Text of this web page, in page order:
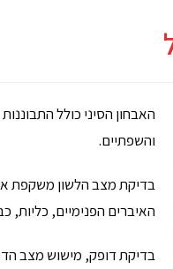
האבחון הסיני כולל
והשפתיים.
בדיקת מצב הלשון משקפת
האיברים הפנימיים, כליות,
בדיקת דופק, מישוש מצב